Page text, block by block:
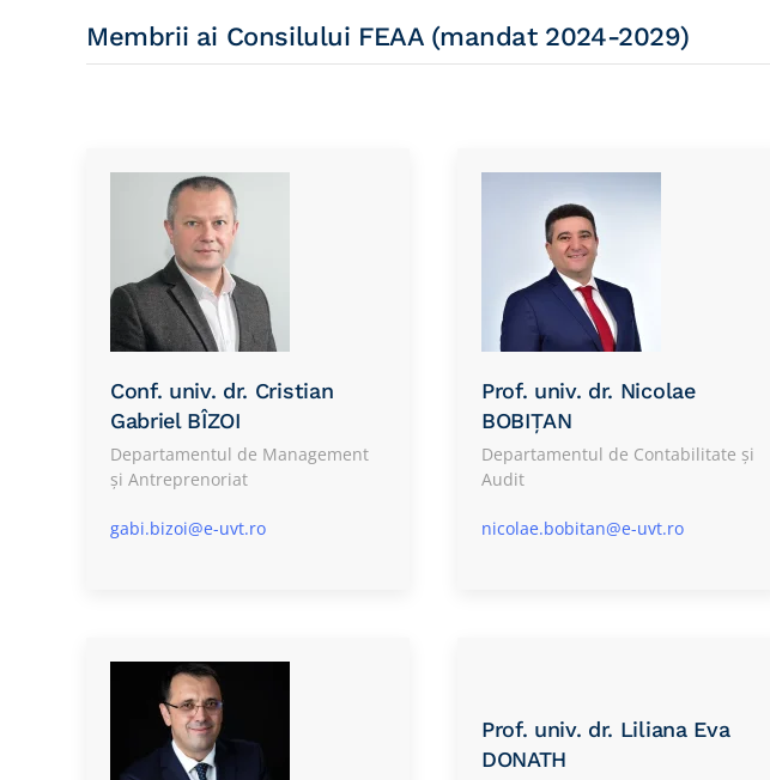
Membrii ai Consilului FEAA (mandat 2024-2029)
Conf. univ. dr. Cristian
Gabriel BÎZOI
Departamentul de Management
și Antreprenoriat
gabi.bizoi@e-uvt.ro
Prof. univ. dr. Nicolae
BOBIȚAN
Departamentul de Contabilitate și
Audit
nicolae.bobitan@e-uvt.ro
Prof. univ. dr. Liliana Eva
DONATH